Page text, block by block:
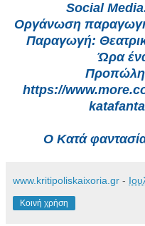
Social
Οργάνωση
Παραγωγή:
Ώρα
https://
Ο Κατά
www.kritipoliskaixoria.gr -
Κοινή χρήση